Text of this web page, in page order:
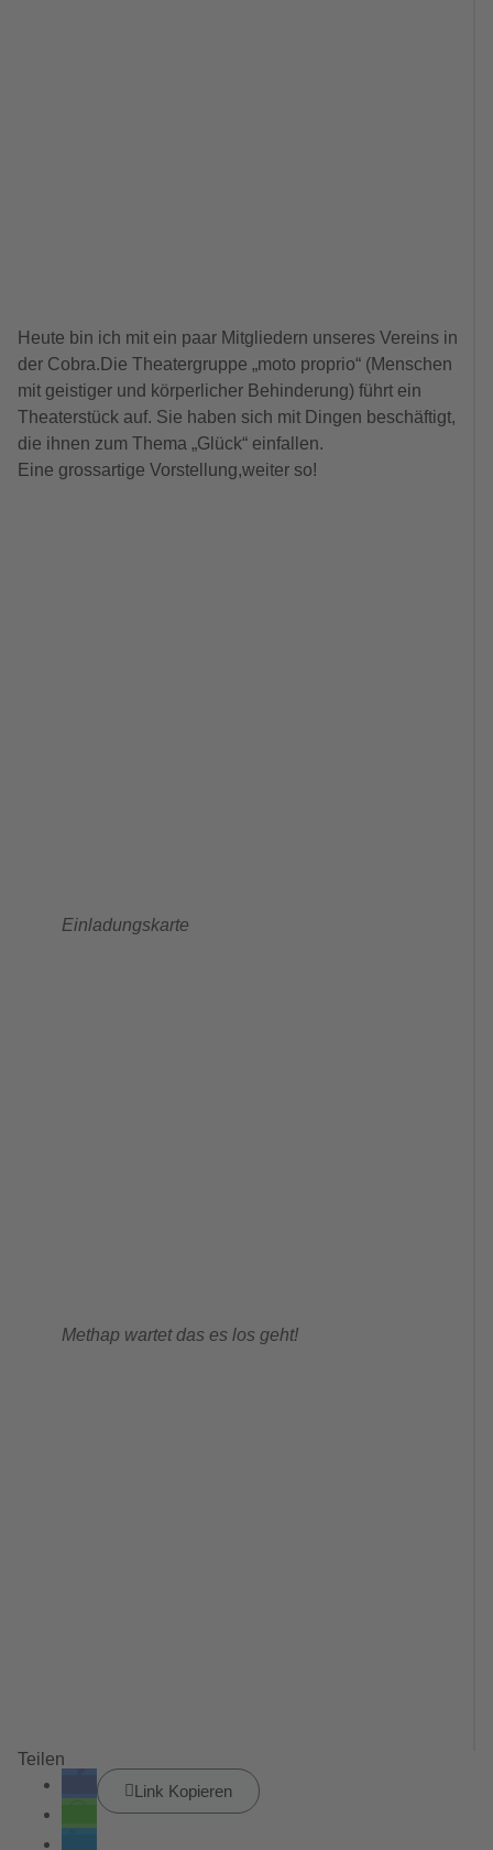
Heute bin ich mit ein paar Mitgliedern unseres Vereins in
der Cobra.Die Theatergruppe „moto proprio“ (Menschen
mit geistiger und körperlicher Behinderung) führt ein
Theaterstück auf. Sie haben sich mit Dingen beschäftigt,
die ihnen zum Thema „Glück“ einfallen.
Eine grossartige Vorstellung,weiter so!
Einladungskarte
Methap wartet das es los geht!
Teilen
Link Kopieren